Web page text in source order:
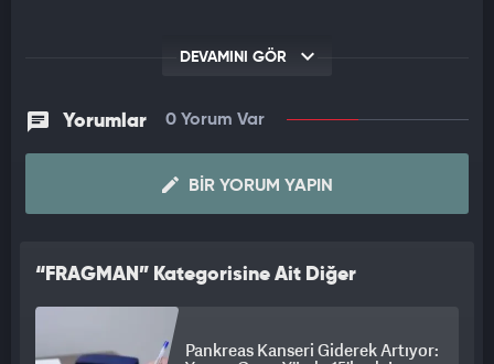
DEVAMINI GÖR
Yorumlar 0 Yorum Var
BIR YORUM YAPIN
“FRAGMAN” Kategorisine Ait Diğer
Videolar
Pankreas Kanseri Giderek Artıyor: